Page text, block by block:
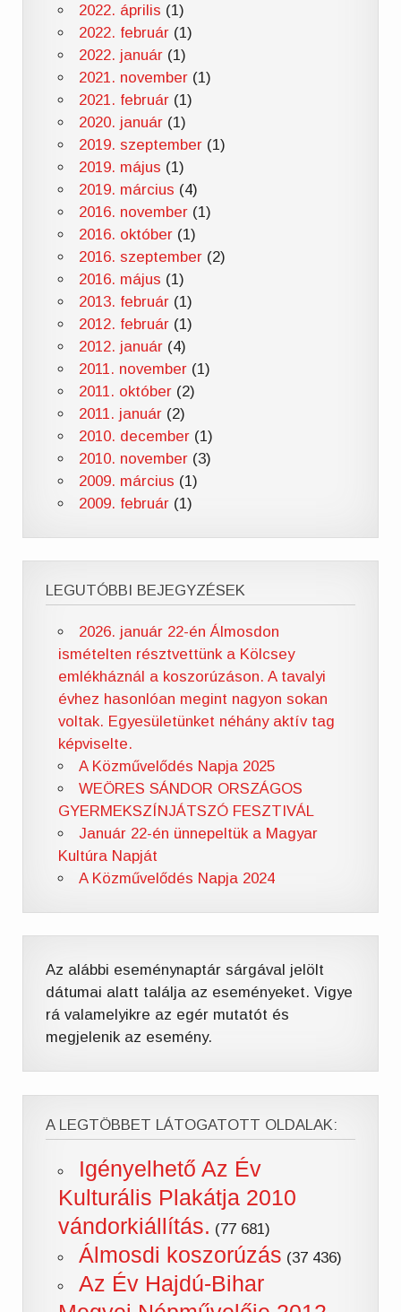
2022. április (1)
2022. február(1)
2022. január(1)
2021. november(1)
2021. február(1)
2020. január(1)
2019. szeptember(1)
2019. május (1)
2019. március (4)
2016. november(1)
2016. október(1)
2016. szeptember(2)
2016. május (1)
2013. február(1)
2012. február(1)
2012. január(4)
2011. november(1)
2011. október(2)
2011. január(2)
2010. december(1)
2010. november(3)
2009. március (1)
2009. február(1)
LEGUTÓBBI BEJEGYZÉSEK
2026. január 22-én Álmosdon
ismételten résztvettünk a Kölcsey
emlékháznál a koszorúzáson. A tavalyi
évhez hasonlóan megint nagyon sokan
voltak. Egyesületünket néhány aktív tag
képviselte.
A Közművelődés Napja 2025
WEÖRES SÁNDOR ORSZÁGOS
GYERMEKSZÍNJÁTSZÓ FESZTIVÁL
Január 22-én ünnepeltük a Magyar
Kultúra Napját
A Közművelődés Napja 2024
Az alábbi eseménynaptár sárgával jelölt
dátumai alatt találja az eseményeket. Vigye
rá valamelyikre az egér mutatót és
megjelenik az esemény.
A LEGTÖBBET LÁTOGATOTT OLDALAK:
Igényelhető Az Év
Kulturális Plakátja 2010
vándorkiállítás. (77 681)
Álmosdi koszorúzás (37 436)
Az Év Hajdú-Bihar